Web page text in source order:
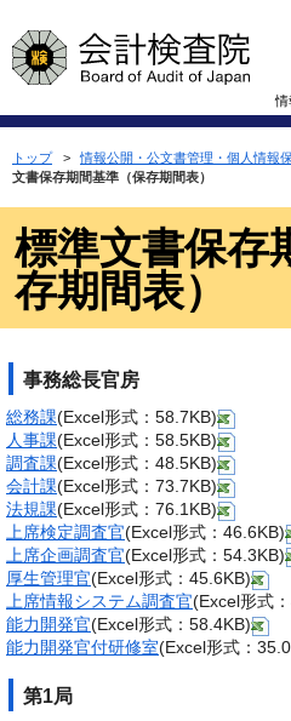
情
トップ> 情報公開・公文書管理・個人情報
文書保存期間基準（保存期間表）
標準文書保存
存期間表）
事務総長官房
総務課(Excel形式：58.7KB)
人事課(Excel形式：58.5KB)
調査課(Excel形式：48.5KB)
会計課(Excel形式：73.7KB)
法規課(Excel形式：76.1KB)
上席検定調査官(Excel形式：46.6KB)
上席企画調査官(Excel形式：54.3KB)
厚生管理官(Excel形式：45.6KB)
上席情報システム調査官(Excel形式
能力開発官(Excel形式：58.4KB)
能力開発官付研修室(Excel形式：
第1局